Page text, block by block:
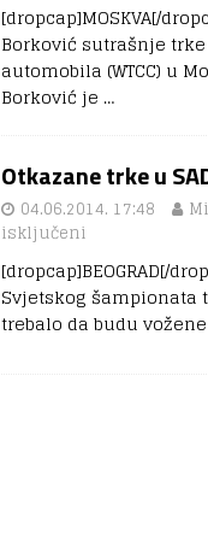
[dropcap]MOSKVA[/
Borković sutrašnje
automobila (WTCC) u
Borković je …
Otkazane trke u
04.06.2014. 17:48
isključeni
[dropcap]BEOGRAD[/
Svjetskog šampionata
trebalo da budu